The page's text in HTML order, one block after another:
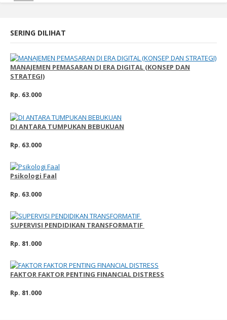
SERING DILIHAT
MANAJEMEN PEMASARAN DI ERA DIGITAL (KONSEP DAN
STRATEGI)
Rp. 63.000
DI ANTARA TUMPUKAN BEBUKUAN
Rp. 63.000
Psikologi Faal
Rp. 63.000
SUPERVISI PENDIDIKAN TRANSFORMATIF
Rp. 81.000
FAKTOR FAKTOR PENTING FINANCIAL DISTRESS
Rp. 81.000